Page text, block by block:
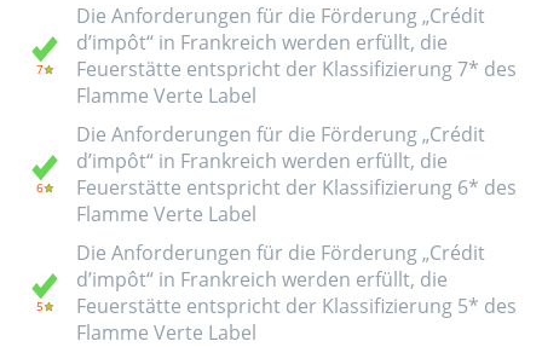
Die Anforderungen für die Förderung „Crédit
d’impôt“ in Frankreich werden erfüllt, die
Feuerstätte entspricht der Klassifizierung 7* des
Flamme Verte Label
Die Anforderungen für die Förderung „Crédit
d’impôt“ in Frankreich werden erfüllt, die
Feuerstätte entspricht der Klassifizierung 6* des
Flamme Verte Label
Die Anforderungen für die Förderung „Crédit
d’impôt“ in Frankreich werden erfüllt, die
Feuerstätte entspricht der Klassifizierung 5* des
Flamme Verte Label